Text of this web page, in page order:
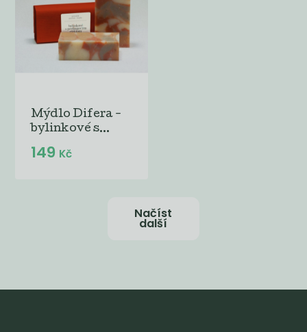
Mýdlo Difera -
bylinkové s...
149 Kč
Načíst
další